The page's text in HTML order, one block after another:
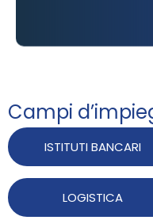
Campi
ISTITUTI BANCARI
LOGISTICA